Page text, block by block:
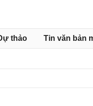
thảo Tin văn bản